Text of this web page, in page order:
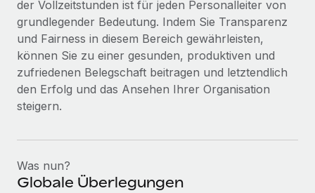
der Vollzeitstunden ist für jeden Personalleiter von
grundlegender Bedeutung. Indem Sie Transparenz
und Fairness in diesem Bereich gewährleisten,
können Sie zu einer gesunden, produktiven und
zufriedenen Belegschaft beitragen und letztendlich
den Erfolg und das Ansehen Ihrer Organisation
steigern.
Was nun?
Globale Überlegungen